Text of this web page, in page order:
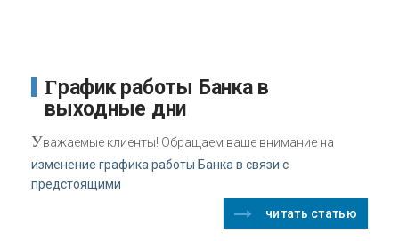
График работы Банка в
выходные дни
Уважаемые клиенты! Обращаем ваше внимание на
изменение графика работы Банка в связи с
предстоящими
читать статью